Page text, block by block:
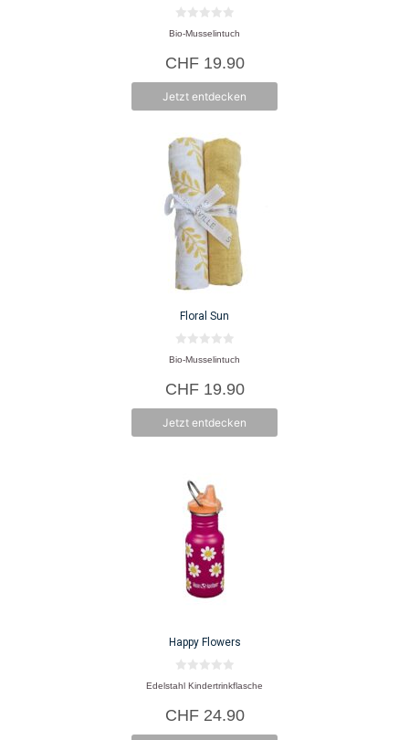
0
v
n
5
Bio-Musselintuch
CHF19.90
Jetzt entdecken
Floral Sun
0
v
n
5
Bio-Musselintuch
CHF19.90
Jetzt entdecken
Happy Flowers
0
v
n
5
Edelstahl Kindertrinkflasche
CHF24.90